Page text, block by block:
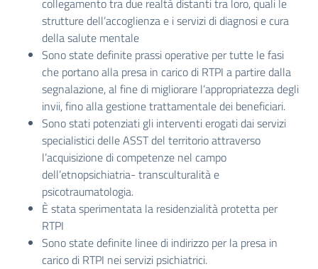
collegamento tra due realtà distanti tra loro, quali le
strutture dell’accoglienza e i servizi di diagnosi e cura
della salute mentale
Sono state definite prassi operative per tutte le fasi
che portano alla presa in carico di RTPI a partire dalla
segnalazione, al fine di migliorare l’appropriatezza degli
invii, fino alla gestione trattamentale dei beneficiari.
Sono stati potenziati gli interventi erogati dai servizi
specialistici delle ASST del territorio attraverso
l’acquisizione di competenze nel campo
dell’etnopsichiatria- transculturalità e
psicotraumatologia.
È stata sperimentata la residenzialità protetta per
RTPI
Sono state definite linee di indirizzo per la presa in
carico di RTPI nei servizi psichiatrici.